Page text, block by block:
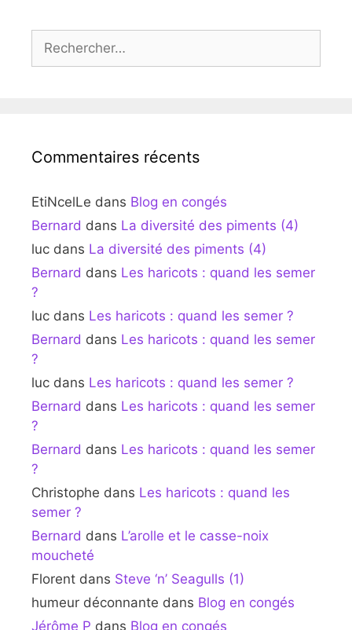
Commentaires récents
EtiNcelLe dans Blog en congés
Bernard dans La diversité des piments (4)
luc dans La diversité des piments (4)
Bernard dans Les haricots : quand les semer
?
luc dans Les haricots : quand les semer ?
Bernard dans Les haricots : quand les semer
?
luc dans Les haricots : quand les semer ?
Bernard dans Les haricots : quand les semer
?
Bernard dans Les haricots : quand les semer
?
Christophe dans Les haricots : quand les
semer ?
Bernard dans L’arolle et le casse-noix
moucheté
Florent dans Steve ‘n’ Seagulls (1)
humeur déconnante dans Blog en congés
Jérôme P dans Blog en congés